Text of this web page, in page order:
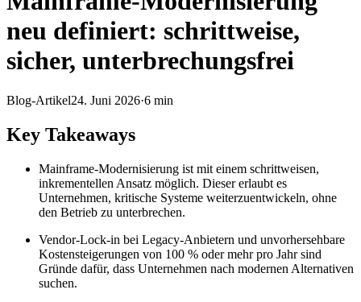
neu definiert: schrittweise,
sicher, unterbrechungsfrei
Blog-Artikel24. Juni 2026·6 min
Key Takeaways
Mainframe-Modernisierung ist mit einem schrittweisen,
inkrementellen Ansatz möglich. Dieser erlaubt es
Unternehmen, kritische Systeme weiterzuentwickeln, ohne
den Betrieb zu unterbrechen.
Vendor-Lock-in bei Legacy-Anbietern und unvorhersehbare
Kostensteigerungen von 100 % oder mehr pro Jahr sind
Gründe dafür, dass Unternehmen nach modernen Alternativen
suchen.